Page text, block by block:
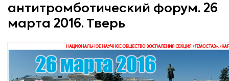
антитромботический форум. 26
марта 2016. Тверь